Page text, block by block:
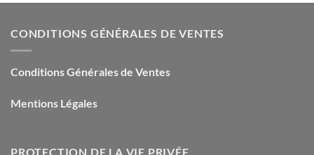
CONDITIONS GÉNÉRALES DE VENTES
Conditions Générales de Ventes
Mentions Légales
PROTECTION DE LA VIE PRIVÉE